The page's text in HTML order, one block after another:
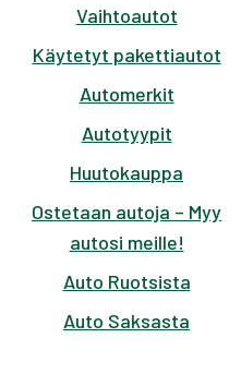
Vaihtoautot
Käytetyt pakettiautot
Automerkit
Autotyypit
Huutokauppa
Ostetaan autoja – Myy
autosi meille!
Auto Ruotsista
Auto Saksasta